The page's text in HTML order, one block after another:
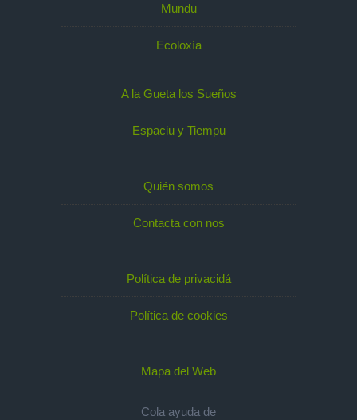
Mundu
Ecoloxía
A la Gueta los Sueños
Espaciu y Tiempu
Quién somos
Contacta con nos
Política de privacidá
Política de cookies
Mapa del Web
Cola ayuda de